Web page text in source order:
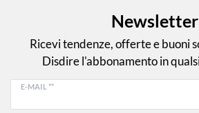
Newsletter
Ricevi tendenze, offerte e buoni
Disdire l'abbonamento in
E-MAIL **